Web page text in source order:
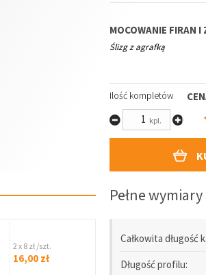
MOCOWANIE FIRAN I
Ślizg z agrafką
Ilość kompletów
kpl.
2 x 8 zł /szt.
16,00 zł
Pełne
Całkowita długość
Długośćprofilu: